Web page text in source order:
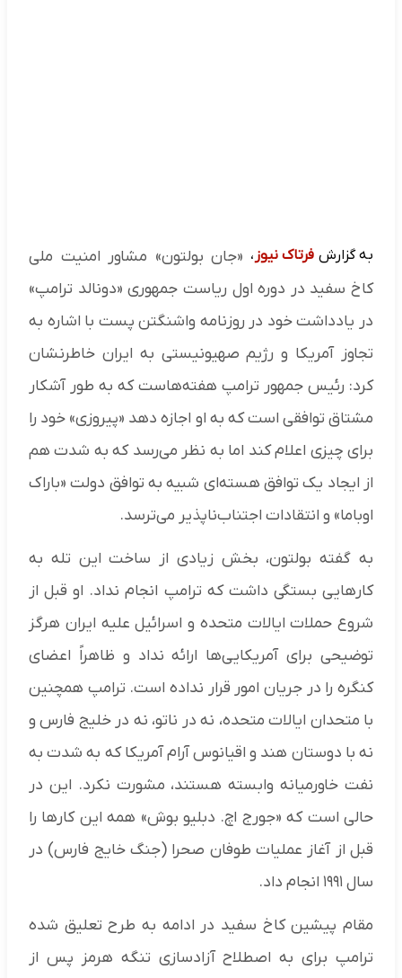
به گزارش فرتاک نیوز ، «جان بولتون» مشاور امنیت ملی
کاخ سفید در دوره اول ریاست جمهوری «دونالد ترامپ»
در یادداشت خود در روزنامه واشنگتن پست با اشاره به
تجاوز آمریکا و رژیم صهیونیستی به ایران خاطرنشان
کرد: رئیس جمهور ترامپ هفته‌هاست که به طور آشکار
مشتاق توافقی است که به او اجازه دهد «پیروزی» خود را
برای چیزی اعلام کند اما به نظر می‌رسد که به شدت هم
از ایجاد یک توافق هسته‌ای شبیه به توافق دولت «باراک
اوباما» و انتقادات اجتناب‌ناپذیر می‌ترسد.
به گفته بولتون، بخش زیادی از ساخت این تله به
کارهایی بستگی داشت که ترامپ انجام نداد. او قبل از
شروع حملات ایالات متحده و اسرائیل علیه ایران هرگز
توضیحی برای آمریکایی‌ها ارائه نداد و ظاهراً اعضای
کنگره را در جریان امور قرار نداده است. ترامپ همچنین
با متحدان ایالات متحده، نه در ناتو، نه در خلیج فارس و
نه با دوستان هند و اقیانوس آرام آمریکا که به شدت به
نفت خاورمیانه وابسته هستند، مشورت نکرد. این در
حالی است که «جورج اچ. دبلیو بوش» همه این کارها را
قبل از آغاز عملیات طوفان صحرا (جنگ خایج فارس) در
سال ۱۹۹۱ انجام داد.
مقام پیشین کاخ سفید در ادامه به طرح تعلیق شده
ترامپ برای به اصطلاح آزادسازی تنگه هرمز پس از